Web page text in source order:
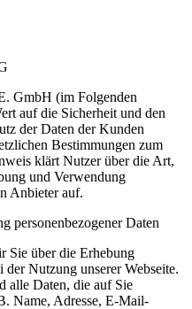
GmbH (im Folgenden
auf die Sicherheit und den
der Daten der Kunden
Bestimmungen zum
klärt Nutzer über die Art,
und Verwendung
Anbieter auf.
personenbezogener Daten
Sie über die Erhebung
der Nutzung unserer Webseite.
alle Daten, die auf Sie
Name, Adresse, E-Mail-